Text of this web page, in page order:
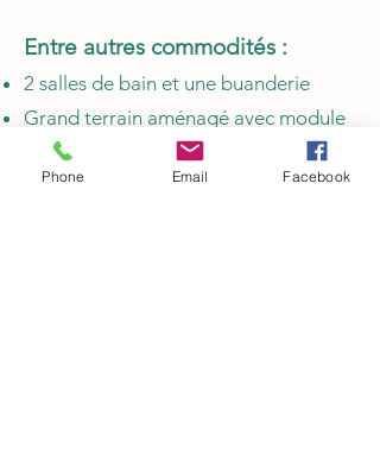
Entre autres commodités :
2 salles de bain et une buanderie
Grand terrain aménagé avec module
de jeux pour les enfants.
Foyer au bois intérieur.
Phone Email Facebook